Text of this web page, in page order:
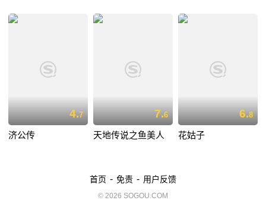
4.7
济公传
7.6
天地传说之鱼美人
6.8
花姑子
首页 - 免责 - 用户反馈
© 2026 SOGOU.COM